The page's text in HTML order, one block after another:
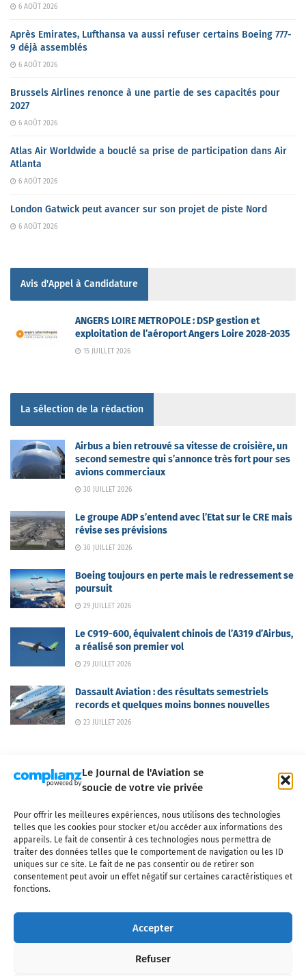
Le Journal de l'Aviation se
soucie de votre vie privée
Pour offrir les meilleures expériences, nous utilisons des technologies
telles que les cookies pour stocker et/ou accéder aux informations des
appareils. Le fait de consentir à ces technologies nous permettra de
traiter des données telles que le comportement de navigation ou les ID
uniques sur ce site. Le fait de ne pas consentir ou de retirer son
consentement peut avoir un effet négatif sur certaines caractéristiques et
fonctions.
Accepter
Refuser
6 AOÛT 2026
Après Emirates, Lufthansa va aussi refuser certains Boeing 777-
9 déjà assemblés
6 AOÛT 2026
Brussels Airlines renonce à une partie de ses capacités pour
2027
6 AOÛT 2026
Atlas Air Worldwide a bouclé sa prise de participation dans Air
Atlanta
6 AOÛT 2026
London Gatwick peut avancer sur son projet de piste Nord
6 AOÛT 2026
Avis d'Appel à Candidature
ANGERS LOIRE METROPOLE : DSP gestion et
exploitation de l’aéroport Angers Loire 2028-2035
15 JUILLET 2026
La sélection de la rédaction
Airbus a bien retrouvé sa vitesse de croisière, un
second semestre qui s’annonce très fort pour ses
avions commerciaux
30 JUILLET 2026
Le groupe ADP s’entend avec l’Etat sur le CRE mais
révise ses prévisions
30 JUILLET 2026
Boeing toujours en perte mais le redressement se
poursuit
29 JUILLET 2026
Le C919-600, équivalent chinois de l’A319 d’Airbus,
a réalisé son premier vol
29 JUILLET 2026
Dassault Aviation : des résultats semestriels
records et quelques moins bonnes nouvelles
23 JUILLET 2026
Qui sommes-nous ? Nous contacter
Partenaires
Mentions légales
CGV Politique de confidentialité Cookies
l'industrie aéronautique, l'aviation commerciale, l'aviation d'affaires, les
civils, l'aéronautique de défense et l'industrie spatiale. Toute reproduction,